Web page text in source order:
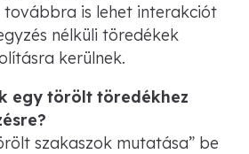
továbbra is lehet interakciót
nélküli töredékek
kerülnek.
egy törölt töredékhez
szakaszok mutatása” be